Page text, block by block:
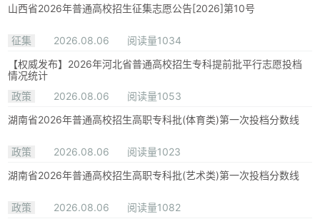
山西省2026年普通高校招生征集志愿公告[2026]第10号
征集 2026.08.06
阅读量1034
【权威发布】2026年河北省普通高校招生专科提前批平行志愿投档
情况统计
政策
2026.08.06
阅读量1053
湖南省2026年普通高校招生高职专科批(体育类)第一次投档分数线
政策 2026.08.06
阅读量1023
湖南省2026年普通高校招生高职专科批(艺术类)第一次投档分数线
政策 2026.08.06
阅读量1082